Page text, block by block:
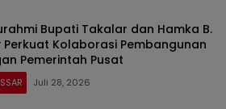
Bupati Takalar dan Hamka B.
Perkuat Kolaborasi Pembangunan
Pemerintah Pusat
Juli 28, 2026